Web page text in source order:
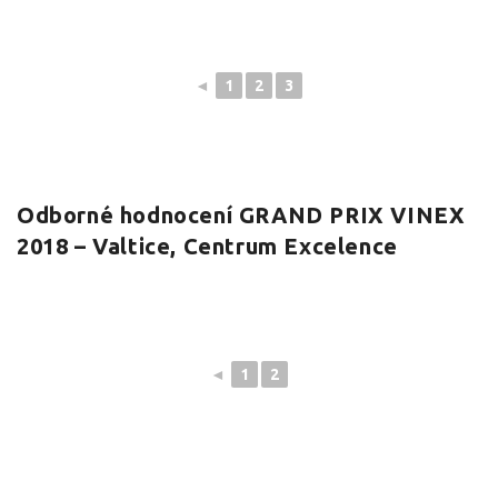
◄ 1 2 3
Odborné hodnocení GRAND PRIX VINEX
2018 – Valtice, Centrum Excelence
◄ 1 2